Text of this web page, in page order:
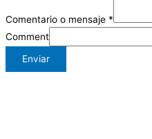
Comentario o mensaje *
Comment
Enviar